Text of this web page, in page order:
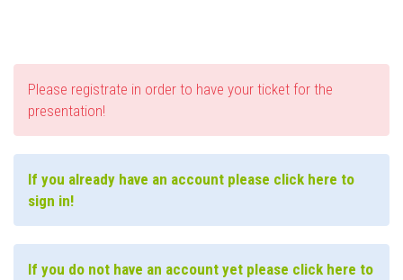
Please registrate in order to have your ticket for the
presentation!
If you already have an account please click here to
sign in!
If you do not have an account yet please click here to